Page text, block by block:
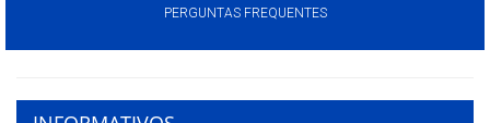
PERGUNTAS FREQUENTES